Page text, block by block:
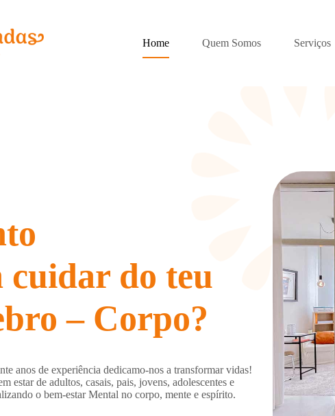
Home Quem Somos Serviços
cuidar do teu
– Corpo?
anos de experiência dedicamo-nos a transformar vidas!
estar de adultos, casais, pais, jovens, adolescentes e
o bem-estar Mental no corpo, mente e espírito.